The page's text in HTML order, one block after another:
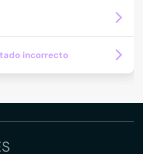
incorrecto